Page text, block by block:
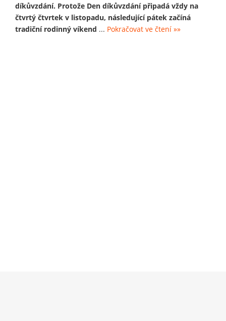
díkůvzdání. Protože Den díkůvzdání připadá vždy na
čtvrtý čtvrtek v listopadu, následující pátek začíná
tradiční rodinný víkend ... Pokračovat ve čtení »»